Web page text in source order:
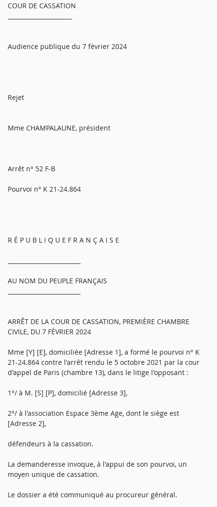
COUR DE CASSATION
Audience publique du 7 février 2024
Rejet
Mme CHAMPALAUNE, président
Arrêt n° 52 F-B
Pourvoi n° K 21-24.864
R É P U B L I Q U E F R A N Ç A I S E
AU NOM DU PEUPLE FRANÇAIS
ARRÊT DE LA COUR DE CASSATION, PREMIÈRE CHAMBRE
CIVILE, DU 7 FÉVRIER 2024
Mme [Y] [E], domiciliée [Adresse 1], a formé le pourvoi n° K
21-24.864 contre l'arrêt rendu le 5 octobre 2021 par la cour
d'appel de Paris (chambre 13), dans le litige l'opposant :
1°/ à M. [S] [P], domicilié [Adresse 3],
2°/ à l'association Espace 3ème Age, dont le siège est
[Adresse 2],
défendeurs à la cassation.
La demanderesse invoque, à l'appui de son pourvoi, un
moyen unique de cassation.
Le dossier a été communiqué au procureur général.